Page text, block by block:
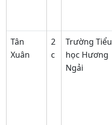
Tân
Xuân
2
c
Trường Tiểu
học Hương
Ngải